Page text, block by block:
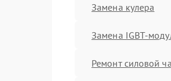
Замена кулера
Замена IGBT-
Ремонт силовой